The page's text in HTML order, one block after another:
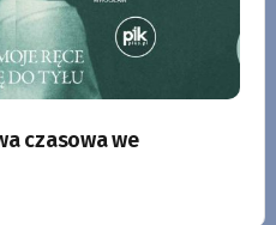
czasowa we